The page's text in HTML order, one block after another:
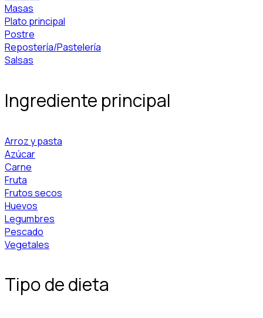
Masas
Plato principal
Postre
Repostería/Pastelería
Salsas
Ingrediente principal
Arroz y pasta
Azúcar
Carne
Fruta
Frutos secos
Huevos
Legumbres
Pescado
Vegetales
Tipo de dieta